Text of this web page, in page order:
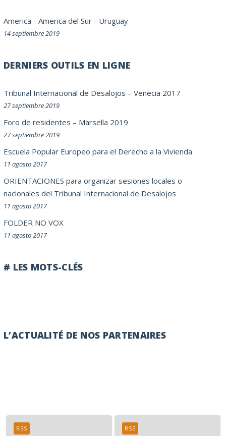
America - America del Sur - Uruguay
14 septiembre 2019
DERNIERS OUTILS EN LIGNE
Tribunal Internacional de Desalojos – Venecia 2017
27 septiembre 2019
Foro de residentes – Marsella 2019
27 septiembre 2019
Escuela Popular Europeo para el Derecho a la Vivienda
11 agosto 2017
ORIENTACIONES para organizar sesiones locales o
nacionales del Tribunal Internacional de Desalojos
11 agosto 2017
FOLDER NO VOX
11 agosto 2017
# LES MOTS-CLÉS
L’ACTUALITÉ DE NOS PARTENAIRES
RSS RSS